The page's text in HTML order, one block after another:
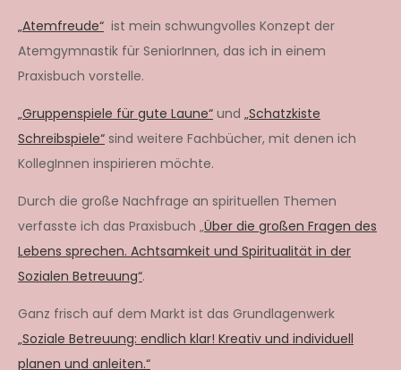
„Atemfreude“ ist mein schwungvolles Konzept der
Atemgymnastik für SeniorInnen, das ich in einem
Praxisbuch vorstelle.
„Gruppenspiele für gute Laune“ und „Schatzkiste
Schreibspiele“ sind weitere Fachbücher, mit denen ich
KollegInnen inspirieren möchte.
Durch die große Nachfrage an spirituellen Themen
verfasste ich das Praxisbuch „Über die großen Fragen des
Lebens sprechen. Achtsamkeit und Spiritualität in der
Sozialen Betreuung“.
Ganz frisch auf dem Markt ist das Grundlagenwerk
„Soziale Betreuung: endlich klar! Kreativ und individuell
planen und anleiten.“